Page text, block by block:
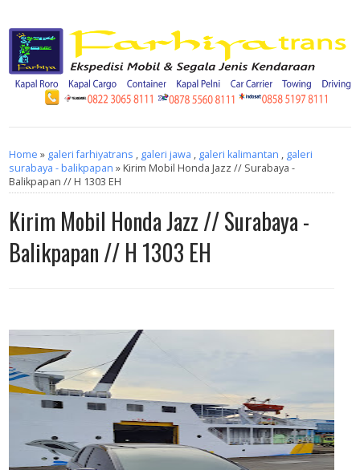
Home » galeri farhiyatrans , galeri jawa , galeri kalimantan , galeri
surabaya - balikpapan » Kirim Mobil Honda Jazz // Surabaya -
Balikpapan // H 1303 EH
Kirim Mobil Honda Jazz // Surabaya -
Balikpapan // H 1303 EH